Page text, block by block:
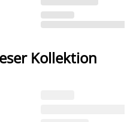
Kollektion